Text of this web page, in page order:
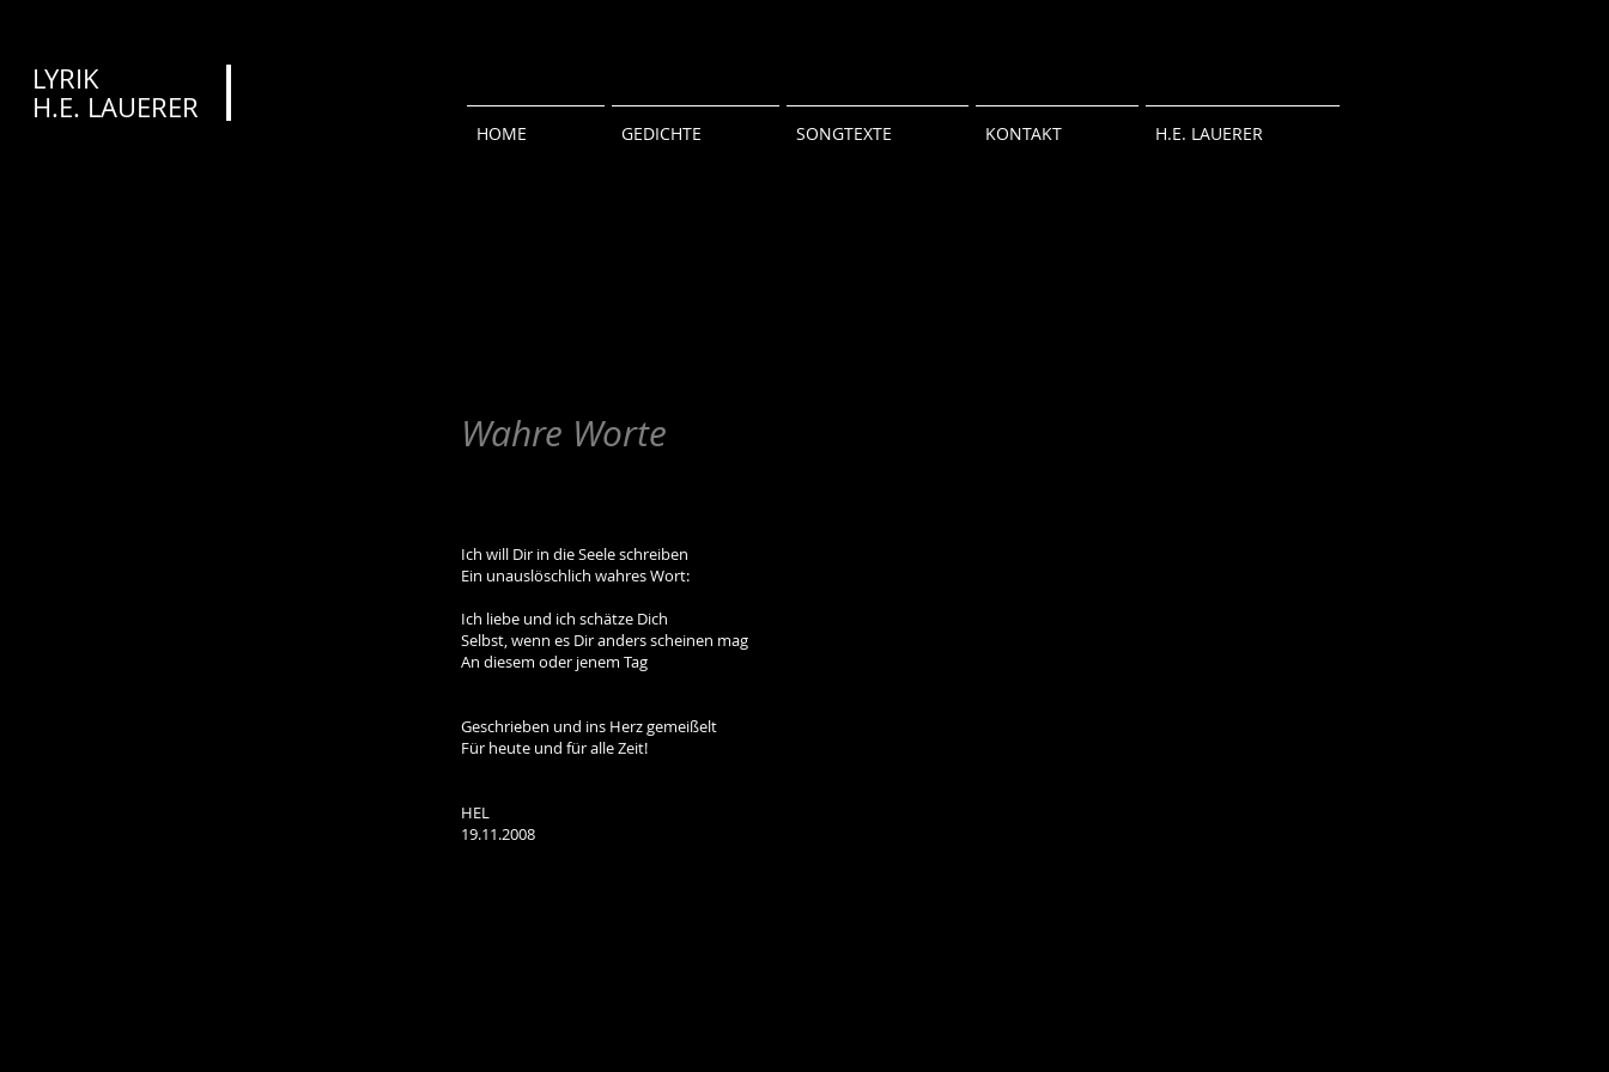
LYRIK
H.E. LAUERER​​​
HOME GEDICHTE SONGTEXTE KONTAKT H.E. LAUERER
Wahre Worte
Ich will Dir in die Seele schreiben
Ein unauslöschlich wahres Wort:
Ich liebe und ich schätze Dich
Selbst, wenn es Dir anders scheinen mag
An diesem oder jenem Tag
Geschrieben und ins Herz gemeißelt
Für heute und für alle Zeit!
HEL
19.11.2008